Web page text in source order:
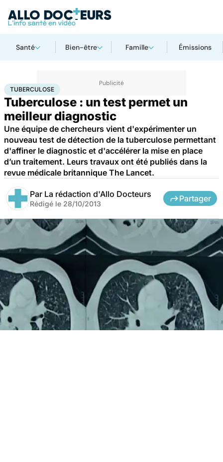
Santé Bien-être Famille Émissions
AccueilSantéTuberculose
TUBERCULOSE
Tuberculose : un test permet un
meilleur diagnostic
Une équipe de chercheurs vient d'expérimenter un
nouveau test de détection de la tuberculose permettant
d'affiner le diagnostic et d'accélérer la mise en place
d’un traitement. Leurs travaux ont été publiés dans la
revue médicale britannique The Lancet.
Par La rédaction d'Allo Docteurs
Rédigé le 28/10/2013
Partager